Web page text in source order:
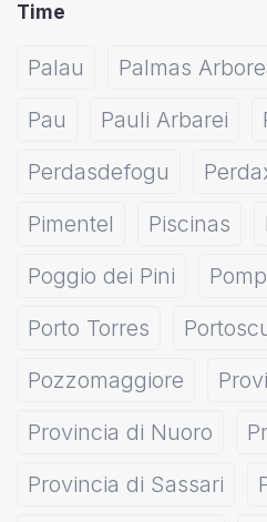
Time
Palau Palmas
Pau
Pauli Arbarei
Perdasdefogu
Pimentel
Piscinas
Poggio dei Pini
Porto Torres
Pozzomaggiore
Provincia di Nuoro
Provincia di Sassari